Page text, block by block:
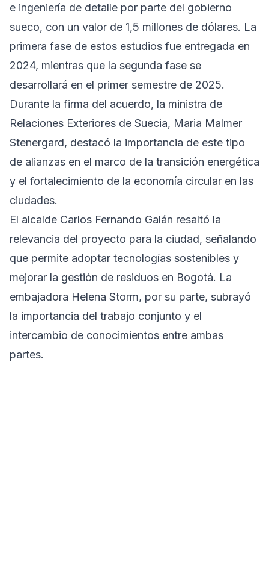
e ingeniería de detalle por parte del gobierno
sueco, con un valor de 1,5 millones de dólares. La
primera fase de estos estudios fue entregada en
2024, mientras que la segunda fase se
desarrollará en el primer semestre de 2025.
Durante la firma del acuerdo, la ministra de
Relaciones Exteriores de Suecia, Maria Malmer
Stenergard, destacó la importancia de este tipo
de alianzas en el marco de la transición energética
y el fortalecimiento de la economía circular en las
ciudades.
El alcalde Carlos Fernando Galán resaltó la
relevancia del proyecto para la ciudad, señalando
que permite adoptar tecnologías sostenibles y
mejorar la gestión de residuos en Bogotá. La
embajadora Helena Storm, por su parte, subrayó
la importancia del trabajo conjunto y el
intercambio de conocimientos entre ambas
partes.